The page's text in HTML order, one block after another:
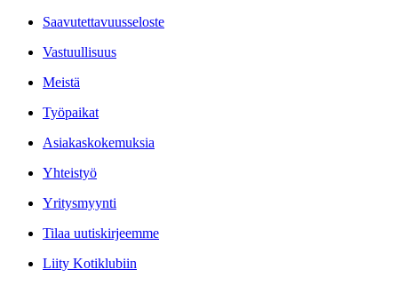
Saavutettavuusseloste
Vastuullisuus
Meistä
Työpaikat
Asiakaskokemuksia
Yhteistyö
Yritysmyynti
Tilaa uutiskirjeemme
Liity Kotiklubiin